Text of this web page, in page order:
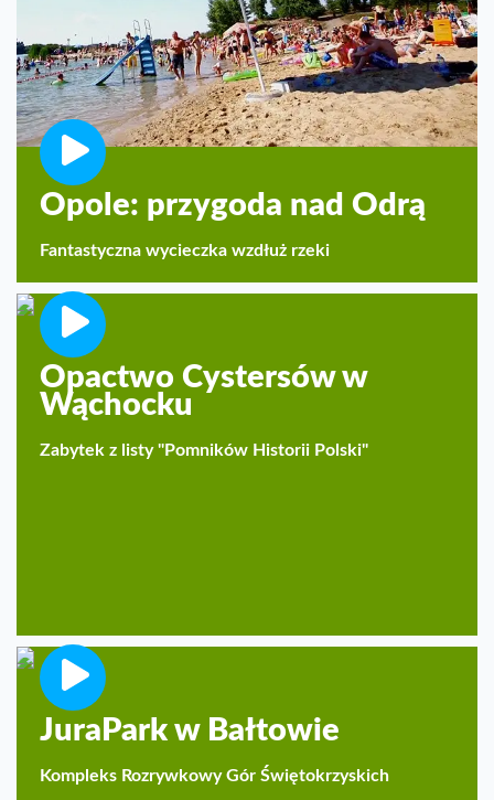
Opole: przygoda nad Odrą
Fantastyczna wycieczka wzdłuż rzeki
Opactwo Cystersów w
Wąchocku
Zabytek z listy "Pomników Historii Polski"
JuraPark w Bałtowie
Kompleks Rozrywkowy Gór Świętokrzyskich